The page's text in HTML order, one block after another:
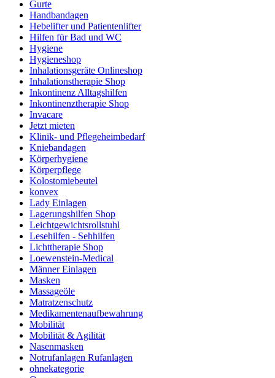
Gurte
Handbandagen
Hebelifter und Patientenlifter
Hilfen für Bad und WC
Hygiene
Hygieneshop
Inhalationsgeräte Onlineshop
Inhalationstherapie Shop
Inkontinenz Alltagshilfen
Inkontinenztherapie Shop
Invacare
Jetzt mieten
Klinik- und Pflegeheimbedarf
Kniebandagen
Körperhygiene
Körperpflege
Kolostomiebeutel
konvex
Lady Einlagen
Lagerungshilfen Shop
Leichtgewichtsrollstuhl
Lesehilfen - Sehhilfen
Lichttherapie Shop
Loewenstein-Medical
Männer Einlagen
Masken
Massageöle
Matratzenschutz
Medikamentenaufbewahrung
Mobilität
Mobilität & Agilität
Nasenmasken
Notrufanlagen Rufanlagen
ohnekategorie